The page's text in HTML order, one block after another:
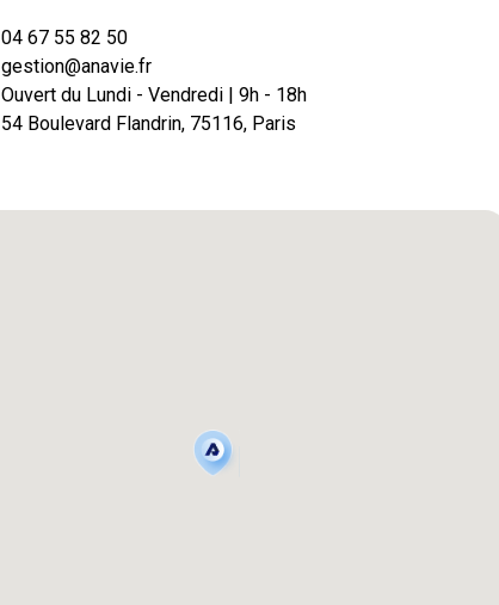
04 67 55 82 50
gestion@anavie.fr
Ouvert du Lundi - Vendredi | 9h - 18h
54 Boulevard Flandrin, 75116, Paris